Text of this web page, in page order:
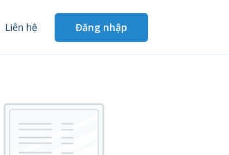
Liên hệ Đăng nhập